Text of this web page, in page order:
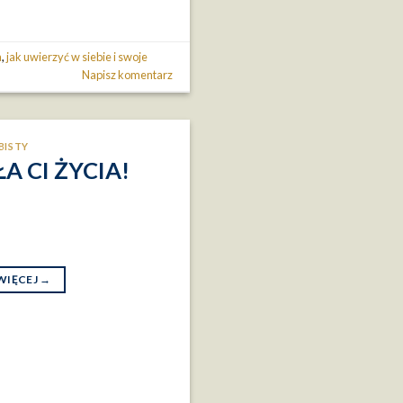
,jak uwierzyć w siebie i swoje
Napisz komentarz
CI ŻYCIA!
→